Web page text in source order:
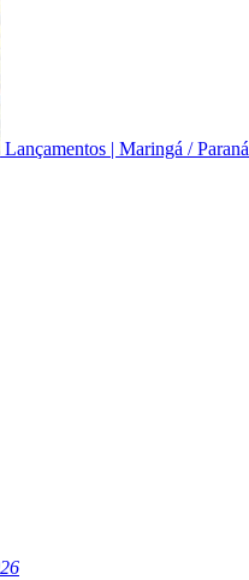
Lançamentos | Maringá /Paraná